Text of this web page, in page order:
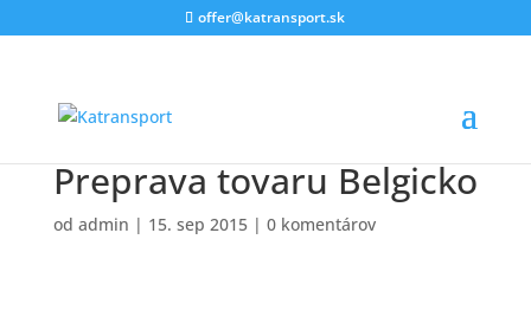
offer@katransport.sk
Preprava tovaru Belgicko
od admin | 15. sep 2015| 0 komentárov